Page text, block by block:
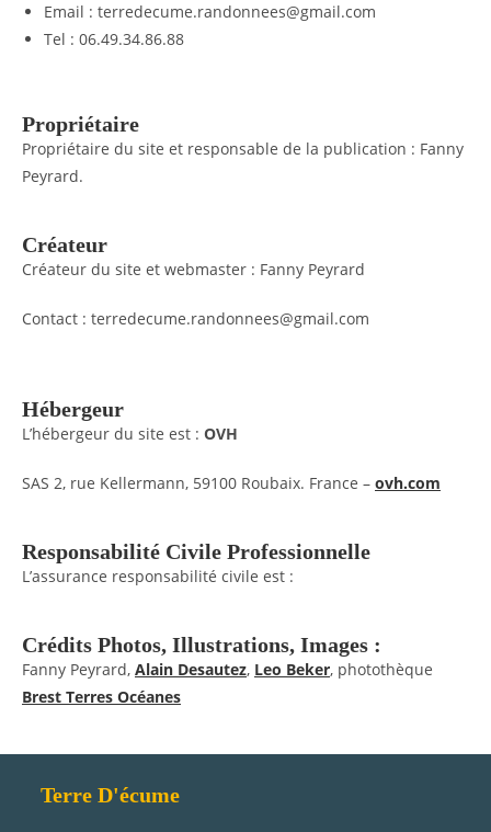
Email : terredecume.randonnees@gmail.com
Tel : 06.49.34.86.88
Propriétaire
Propriétaire du site et responsable de la publication : Fanny
Peyrard.
Créateur
Créateur du site et webmaster : Fanny Peyrard
Contact : terredecume.randonnees@gmail.com
Hébergeur
L’hébergeur du site est : OVH
SAS 2, rue Kellermann, 59100 Roubaix. France – ovh.com
Responsabilité Civile Professionnelle
L’assurance responsabilité civile est :
Crédits Photos, Illustrations, Images :
Fanny Peyrard, Alain Desautez, Leo Beker, photothèque
Brest Terres Océanes
Terre D'écume